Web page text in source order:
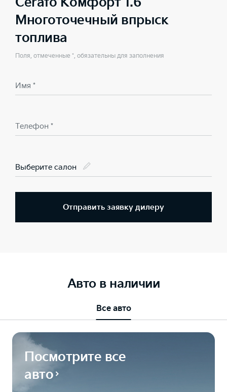
Многоточечный впрыск
топлива
Поля, отмеченные *, обязательны для заполнения
Имя *
Телефон *
Выберите салон
Отправить заявку дилеру
Авто в наличии
Все авто
Посмотрите все
авто